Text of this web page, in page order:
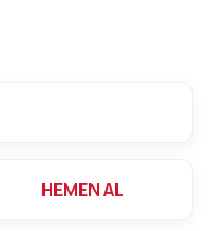
HEMEN AL